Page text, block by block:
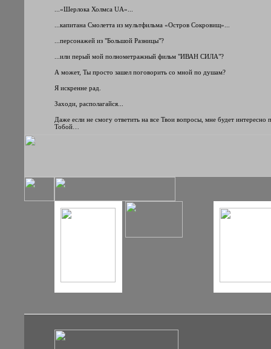
...«Шерлока Холмса UA»...
...капитана Смолетта из мультфильма «Остров Сокровищ»...
...персонажей из "Большой Разницы"?
...или перый мой полнометражный фильм "ИВАН СИЛА"?
А может, Ты просто зашел поговорить со мной по душам?
Я искренне рад.
Заходи, располагайся...
Даже если не смогу ответить на все Твои вопросы, мне будет интересно
Тобой…